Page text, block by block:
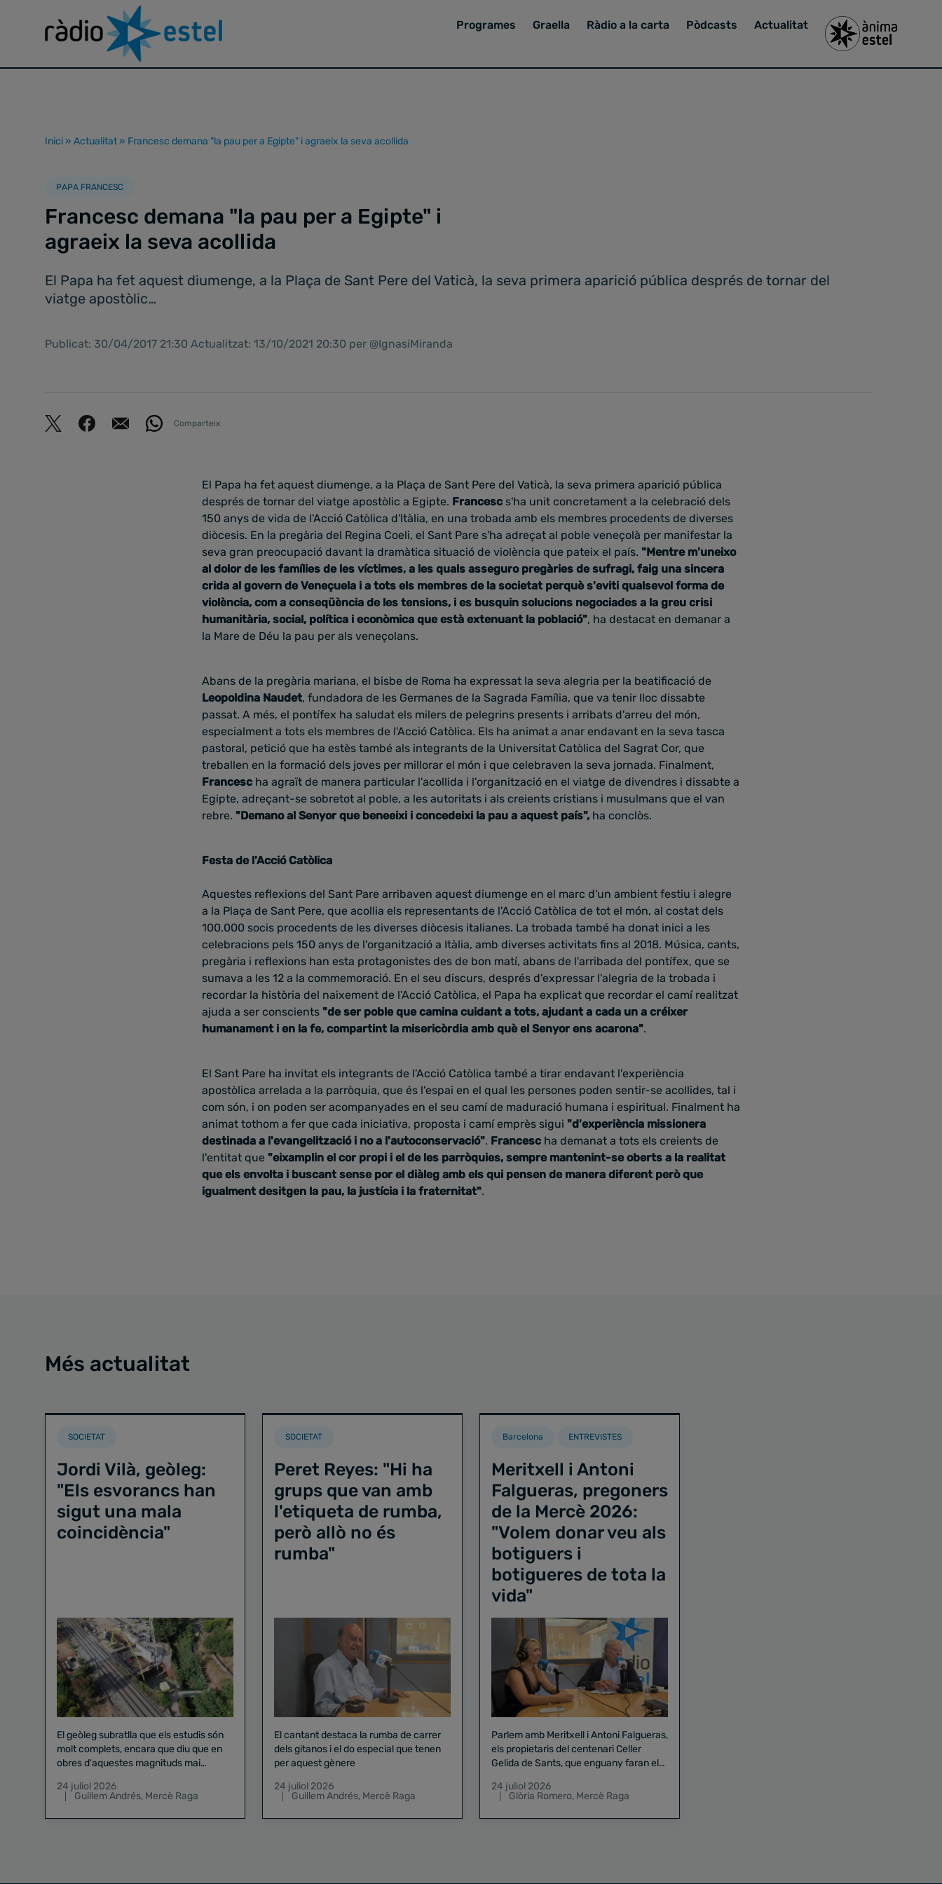
Programes Graella Ràdio a la carta Pòdcasts Actualitat
Inici » Actualitat » Francesc demana "la pau per a Egipte" i agraeix la seva acollida
PAPA FRANCESC
Francesc demana "la pau per a Egipte" i
agraeix la seva acollida
El Papa ha fet aquest diumenge, a la Plaça de Sant Pere del Vaticà, la seva primera aparició pública després de tornar del
viatge apostòlic…
Publicat: 30/04/2017 21:30 Actualitzat: 13/10/2021 20:30 per @IgnasiMiranda
Comparteix
El Papa ha fet aquest diumenge, a la Plaça de Sant Pere del Vaticà, la seva primera aparició pública
després de tornar del viatge apostòlic a Egipte. Francesc s'ha unit concretament a la celebració dels
150 anys de vida de l'Acció Catòlica d'Itàlia, en una trobada amb els membres procedents de diverses
diòcesis. En la pregària del Regina Coeli, el Sant Pare s'ha adreçat al poble veneçolà per manifestar la
seva gran preocupació davant la dramàtica situació de violència que pateix el país. "Mentre m'uneixo
al dolor de les famílies de les víctimes, a les quals asseguro pregàries de sufragi, faig una sincera
crida al govern de Veneçuela i a tots els membres de la societat perquè s'eviti qualsevol forma de
violència, com a conseqüència de les tensions, i es busquin solucions negociades a la greu crisi
humanitària, social, política i econòmica que està extenuant la població", ha destacat en demanar a
la Mare de Déu la pau per als veneçolans.
Abans de la pregària mariana, el bisbe de Roma ha expressat la seva alegria per la beatificació de
Leopoldina Naudet, fundadora de les Germanes de la Sagrada Família, que va tenir lloc dissabte
passat. A més, el pontífex ha saludat els milers de pelegrins presents i arribats d'arreu del món,
especialment a tots els membres de l'Acció Catòlica. Els ha animat a anar endavant en la seva tasca
pastoral, petició que ha estès també als integrants de la Universitat Catòlica del Sagrat Cor, que
treballen en la formació dels joves per millorar el món i que celebraven la seva jornada. Finalment,
Francesc ha agraït de manera particular l'acollida i l'organització en el viatge de divendres i dissabte a
Egipte, adreçant-se sobretot al poble, a les autoritats i als creients cristians i musulmans que el van
rebre. "Demano al Senyor que beneeixi i concedeixi la pau a aquest país", ha conclòs.
Festa de l'Acció Catòlica
Aquestes reflexions del Sant Pare arribaven aquest diumenge en el marc d'un ambient festiu i alegre
a la Plaça de Sant Pere, que acollia els representants de l'Acció Catòlica de tot el món, al costat dels
100.000 socis procedents de les diverses diòcesis italianes. La trobada també ha donat inici a les
celebracions pels 150 anys de l'organització a Itàlia, amb diverses activitats fins al 2018. Música, cants,
pregària i reflexions han esta protagonistes des de bon matí, abans de l'arribada del pontífex, que se
sumava a les 12 a la commemoració. En el seu discurs, després d'expressar l'alegria de la trobada i
recordar la història del naixement de l'Acció Catòlica, el Papa ha explicat que recordar el camí realitzat
ajuda a ser conscients "de ser poble que camina cuidant a tots, ajudant a cada un a créixer
humanament i en la fe, compartint la misericòrdia amb què el Senyor ens acarona".
El Sant Pare ha invitat els integrants de l'Acció Catòlica també a tirar endavant l'experiència
apostòlica arrelada a la parròquia, que és l'espai en el qual les persones poden sentir-se acollides, tal i
com són, i on poden ser acompanyades en el seu camí de maduració humana i espiritual. Finalment ha
animat tothom a fer que cada iniciativa, proposta i camí emprès sigui "d'experiència missionera
destinada a l'evangelització i no a l'autoconservació". Francesc ha demanat a tots els creients de
l'entitat que "eixamplin el cor propi i el de les parròquies, sempre mantenint-se oberts a la realitat
que els envolta i buscant sense por el diàleg amb els qui pensen de manera diferent però que
igualment desitgen la pau, la justícia i la fraternitat".
Més actualitat
SOCIETAT
Jordi Vilà, geòleg:
"Els esvorancs han
sigut una mala
coincidència"
El geòleg subratlla que els estudis són
molt complets, encara que diu que en
obres d'aquestes magnituds mai
24 juliol 2026
Guillem Andrés, Mercè Raga
SOCIETAT
Peret Reyes: "Hi ha
grups que van amb
l'etiqueta de rumba,
però allò no és
rumba"
El cantant destaca la rumba de carrer
dels gitanos i el do especial que tenen
per aquest gènere
24 juliol 2026
Guillem Andrés, Mercè Raga
Barcelona ENTREVISTES
Meritxell i Antoni
Falgueras, pregoners
de la Mercè 2026:
"Volem donar veu als
botiguers i
botigueres de tota la
vida"
Parlem amb Meritxell i Antoni Falgueras,
els propietaris del centenari Celler
Gelida de Sants, que enguany faran el
24 juliol 2026
Glòria Romero, Mercè Raga